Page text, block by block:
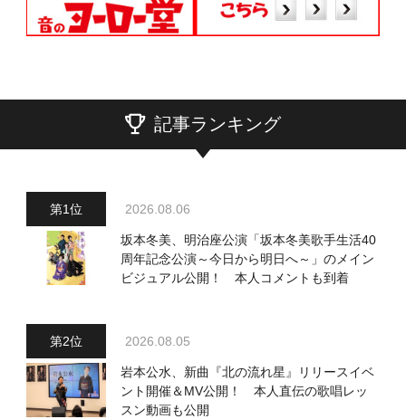
記事ランキング
2026.08.06
坂本冬美、明治座公演「坂本冬美歌手生活40
周年記念公演～今日から明日へ～」のメイン
ビジュアル公開！ 本人コメントも到着
2026.08.05
岩本公水、新曲『北の流れ星』リリースイベ
ント開催＆MV公開！ 本人直伝の歌唱レッ
スン動画も公開